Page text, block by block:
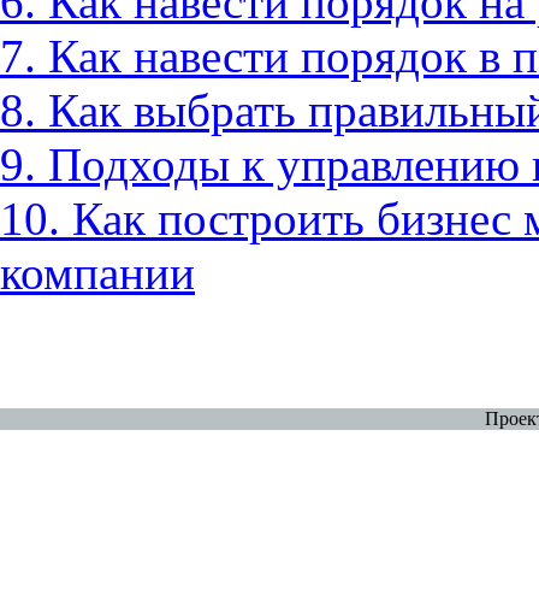
7. Как навести порядок в
8. Как выбрать
9. Подходы к управлению
10. Как построить бизнес
компании